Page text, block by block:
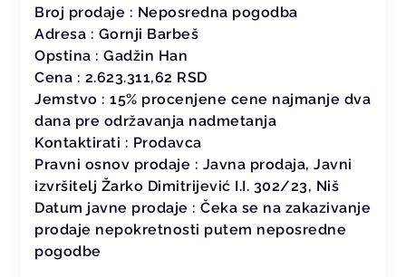
Broj prodaje : Neposredna pogodba
Adresa : Gornji Barbeš
Opstina : Gadžin Han
Cena : 2.623.311,62 RSD
Jemstvo : 15% procenjene cene najmanje dva
dana pre održavanja nadmetanja
Kontaktirati : Prodavca
Pravni osnov prodaje : Javna prodaja, Javni
izvršitelj Žarko Dimitrijević I.I. 302/23, Niš
Datum javne prodaje : Čeka se na zakazivanje
prodaje nepokretnosti putem neposredne
pogodbe